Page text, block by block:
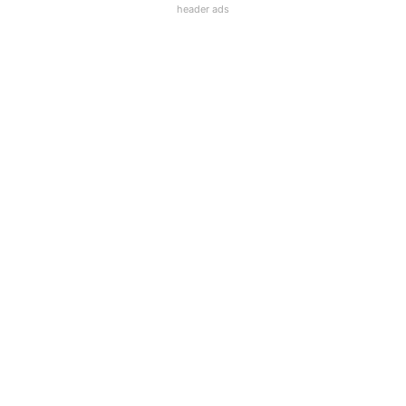
header ads